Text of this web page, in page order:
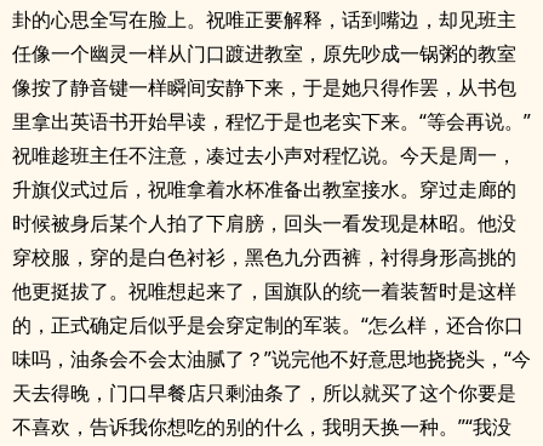
卦的心思全写在脸上。祝唯正要解释，话到嘴边，却见班主
任像一个幽灵一样从门口踱进教室，原先吵成一锅粥的教室
像按了静音键一样瞬间安静下来，于是她只得作罢，从书包
里拿出英语书开始早读，程忆于是也老实下来。“等会再说。”
祝唯趁班主任不注意，凑过去小声对程忆说。今天是周一，
升旗仪式过后，祝唯拿着水杯准备出教室接水。穿过走廊的
时候被身后某个人拍了下肩膀，回头一看发现是林昭。他没
穿校服，穿的是白色衬衫，黑色九分西裤，衬得身形高挑的
他更挺拔了。祝唯想起来了，国旗队的统一着装暂时是这样
的，正式确定后似乎是会穿定制的军装。“怎么样，还合你口
味吗，油条会不会太油腻了？”说完他不好意思地挠挠头，“今
天去得晚，门口早餐店只剩油条了，所以就买了这个你要是
不喜欢，告诉我你想吃的别的什么，我明天换一种。”“我没